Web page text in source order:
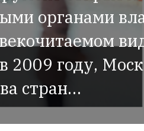
органами
году,
стран…